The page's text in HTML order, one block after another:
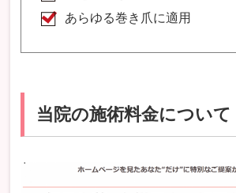
あらゆる巻き爪に適用
当院の施術料金について